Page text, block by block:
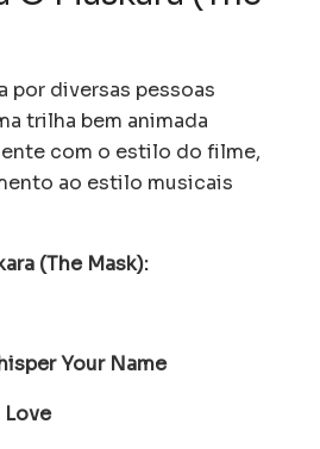
diversas pessoas
trilha bem animada
com o estilo do filme,
ao estilo musicais
(The Mask):
Your Name
Love